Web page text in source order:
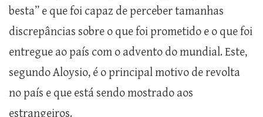
besta” e que foi capaz de perceber tamanhas
discrepâncias sobre o que foi prometido e o que foi
entregue ao país com o advento do mundial. Este,
segundo Aloysio, é o principal motivo de revolta
no país e que está sendo mostrado aos
estrangeiros.